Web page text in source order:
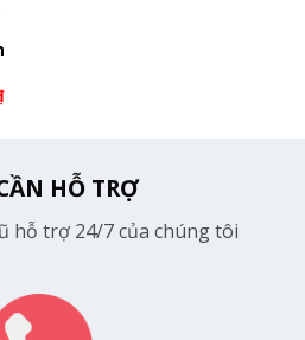
HỖ TRỢ
hỗ trợ 24/7 của chúng tôi